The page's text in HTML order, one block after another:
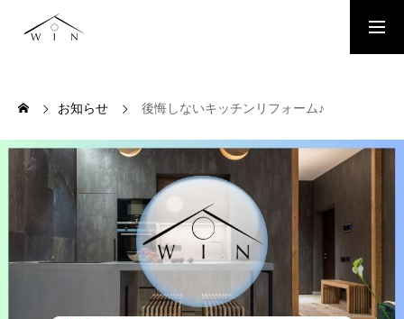
TOPページ
WORKS
お得なリフォームプラン
お知らせ 後悔しないキッチンリフォーム♪